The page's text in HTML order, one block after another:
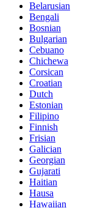
Belarusian
Bengali
Bosnian
Bulgarian
Cebuano
Chichewa
Corsican
Croatian
Dutch
Estonian
Filipino
Finnish
Frisian
Galician
Georgian
Gujarati
Haitian
Hausa
Hawaiian